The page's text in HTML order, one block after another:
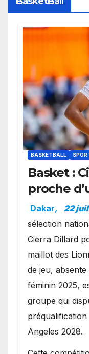
BASKETBALL
Basket :
proche
avec les
Dakar, 22 juil
sélection
Cierra Dillard
maillot des
de jeu,
féminin 2025,
groupe qui
Angeles 2028.